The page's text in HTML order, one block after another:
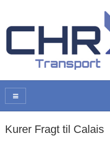
Kurer Fragt til Calais